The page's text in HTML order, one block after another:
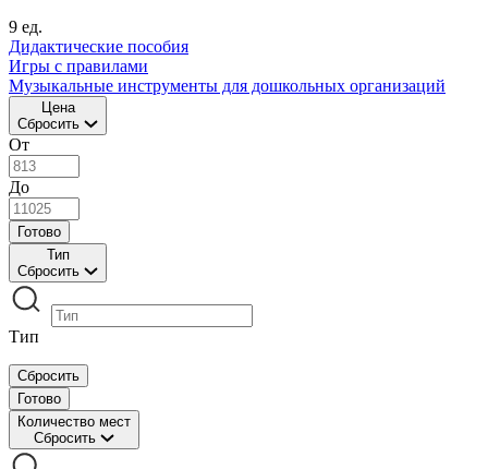
9 ед.
Дидактические пособия
Игры с правилами
Музыкальные инструменты для дошкольных организаций
Цена
Сбросить
От
До
Готово
Тип
Сбросить
Тип
Сбросить
Готово
Количество мест
Сбросить